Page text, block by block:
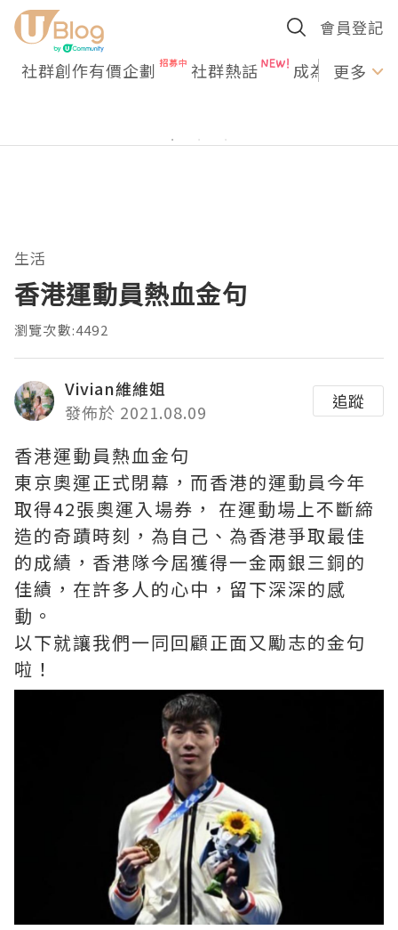
會員登記
社群創作有價企劃 社群熱話 成為U更多
生活
香港運動員熱血金句
瀏覽次數:4492
Vivian維維姐
發佈於 2021.08.09
追蹤
香港運動員熱血金句
東京奧運正式閉幕，而香港的運動員今年
取得42張奧運入場券， 在運動場上不斷締
造的奇蹟時刻，為自己、為香港爭取最佳
的成績，香港隊今屆獲得一金兩銀三銅的
佳績，在許多人的心中，留下深深的感
動。
以下就讓我們一同回顧正面又勵志的金句
啦！